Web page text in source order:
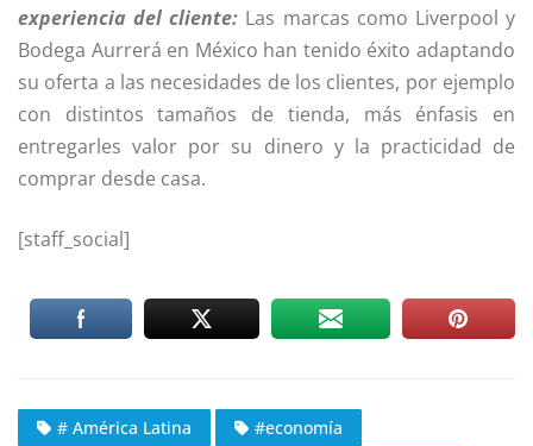
experiencia del cliente: Las marcas como Liverpool y
Bodega Aurrerá en México han tenido éxito adaptando
su oferta a las necesidades de los clientes, por ejemplo
con distintos tamaños de tienda, más énfasis en
entregarles valor por su dinero y la practicidad de
comprar desde casa.
[staff_social]
# América Latina
#economía